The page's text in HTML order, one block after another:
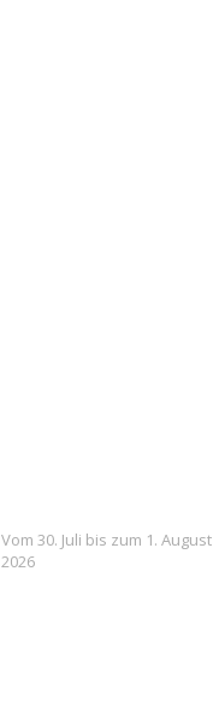
Vom 30. Juli bis zum 1. August
2026